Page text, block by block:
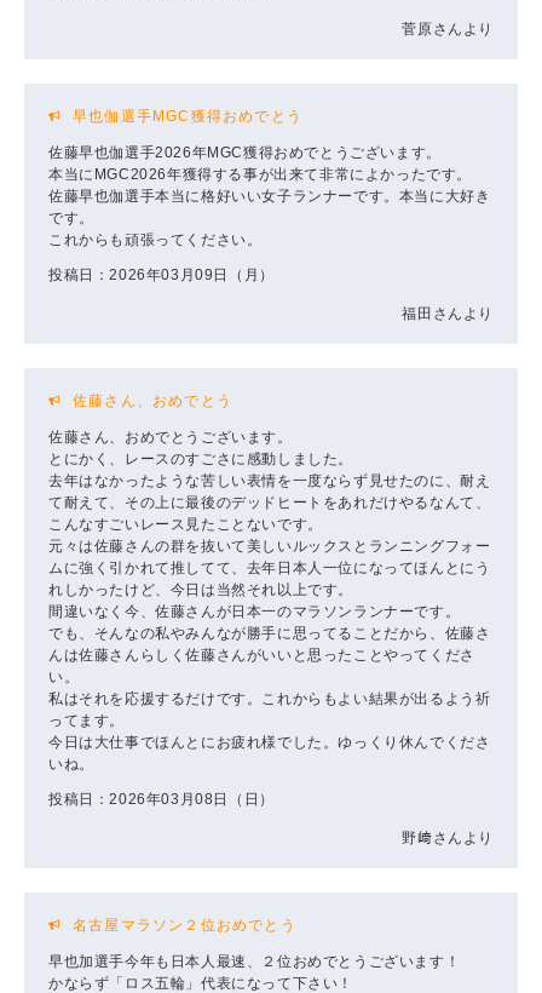
菅原さんより
早也伽選手MGC獲得おめでとう
佐藤早也伽選手2026年MGC獲得おめでとうございます。
本当にMGC2026年獲得する事が出来て非常によかったです。
佐藤早也伽選手本当に格好いい女子ランナーです。本当に大好き
です。
これからも頑張ってください。
投稿日：2026年03月09日（月）
福田さんより
佐藤さん、おめでとう
佐藤さん、おめでとうございます。
とにかく、レースのすごさに感動しました。
去年はなかったような苦しい表情を一度ならず見せたのに、耐え
て耐えて、その上に最後のデッドヒートをあれだけやるなんて、
こんなすごいレース見たことないです。
元々は佐藤さんの群を抜いて美しいルックスとランニングフォー
ムに強く引かれて推してて、去年日本人一位になってほんとにう
れしかったけど、今日は当然それ以上です。
間違いなく今、佐藤さんが日本一のマラソンランナーです。
でも、そんなの私やみんなが勝手に思ってることだから、佐藤さ
んは佐藤さんらしく佐藤さんがいいと思ったことやってくださ
い。
私はそれを応援するだけです。これからもよい結果が出るよう祈
ってます。
今日は大仕事でほんとにお疲れ様でした。ゆっくり休んでくださ
いね。
投稿日：2026年03月08日（日）
野﨑さんより
名古屋マラソン２位おめでとう
早也加選手今年も日本人最速、２位おめでとうございます！
かならず「ロス五輪」代表になって下さい！